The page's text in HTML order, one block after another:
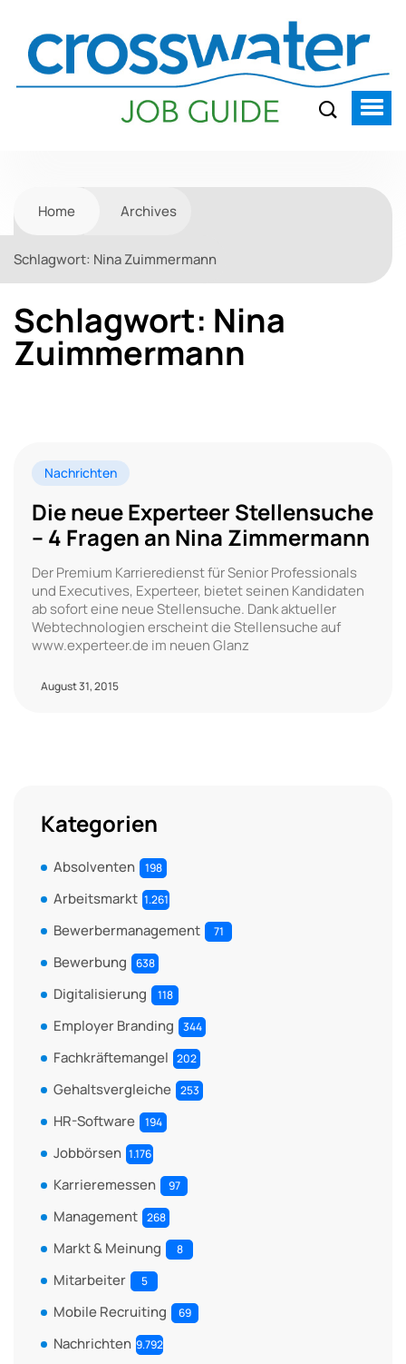
Home Archives
Schlagwort: Nina Zuimmermann
Schlagwort: Nina
Zuimmermann
Nachrichten
Die neue Experteer Stellensuche
– 4 Fragen an Nina Zimmermann
Der Premium Karrieredienst für Senior Professionals
und Executives, Experteer, bietet seinen Kandidaten
ab sofort eine neue Stellensuche. Dank aktueller
Webtechnologien erscheint die Stellensuche auf
www.experteer.de im neuen Glanz
August 31, 2015
Kategorien
Absolventen 198
Arbeitsmarkt 1.261
Bewerbermanagement 71
Bewerbung 638
Digitalisierung 118
Employer Branding 344
Fachkräftemangel 202
Gehaltsvergleiche 253
HR-Software 194
Jobbörsen 1.176
Karrieremessen 97
Management 268
Markt & Meinung 8
Mitarbeiter 5
Mobile Recruiting 69
Nachrichten 9.792